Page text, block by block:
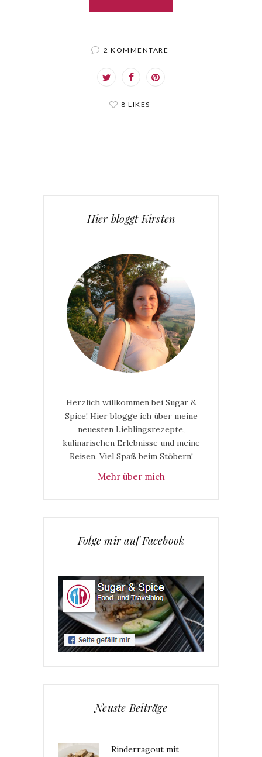
2 KOMMENTARE
8 LIKES
Hier bloggt Kirsten
Herzlich willkommen bei Sugar &
Spice! Hier blogge ich über meine
neuesten Lieblingsrezepte,
kulinarischen Erlebnisse und meine
Reisen. Viel Spaß beim Stöbern!
Mehr über mich
Folge mir auf Facebook
Neuste Beiträge
Rinderragout mit